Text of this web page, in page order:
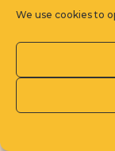
We use cookies to